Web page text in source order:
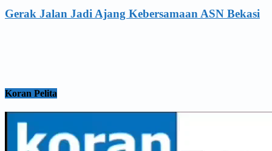
Gerak Jalan Jadi Ajang Kebersamaan ASN Bekasi
Koran Pelita